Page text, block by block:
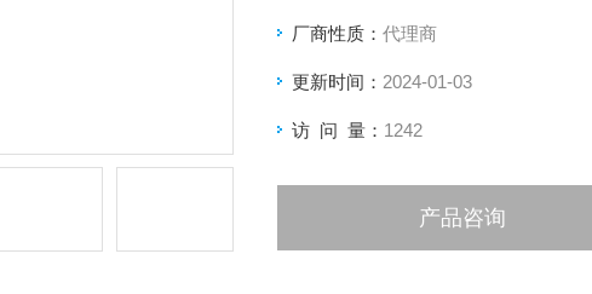
厂商性质： 代理商
更新时间： 2024-01-03
访 问 量： 1242
产品咨询